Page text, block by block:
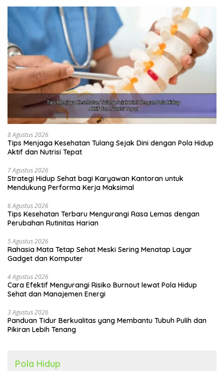
8 Agustus 2026
Tips Menjaga Kesehatan Tulang Sejak Dini dengan Pola Hidup
Aktif dan Nutrisi Tepat
7 Agustus 2026
Strategi Hidup Sehat bagi Karyawan Kantoran untuk
Mendukung Performa Kerja Maksimal
6 Agustus 2026
Tips Kesehatan Terbaru Mengurangi Rasa Lemas dengan
Perubahan Rutinitas Harian
5 Agustus 2026
Rahasia Mata Tetap Sehat Meski Sering Menatap Layar
Gadget dan Komputer
4 Agustus 2026
Cara Efektif Mengurangi Risiko Burnout lewat Pola Hidup
Sehat dan Manajemen Energi
3 Agustus 2026
Panduan Tidur Berkualitas yang Membantu Tubuh Pulih dan
Pikiran Lebih Tenang
Pola Hidup